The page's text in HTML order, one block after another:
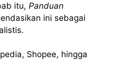
itu, Panduan
ini sebagai
Shopee, hingga